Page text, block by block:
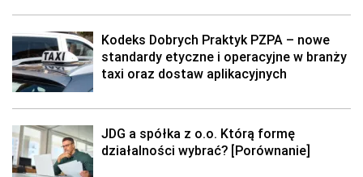
Kodeks Dobrych Praktyk PZPA – nowe
standardy etyczne i operacyjne w branży
taxi oraz dostaw aplikacyjnych
JDG a spółka z o.o. Którą formę
działalności wybrać? [Porównanie]